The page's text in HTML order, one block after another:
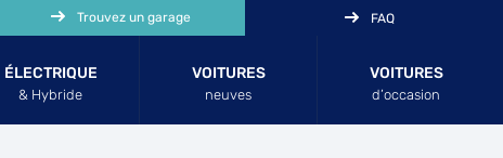
ÉLECTRIQUE
& Hybride
VOITURES
neuves
VOITURES
d’occasion
Trouvez un garage FAQ